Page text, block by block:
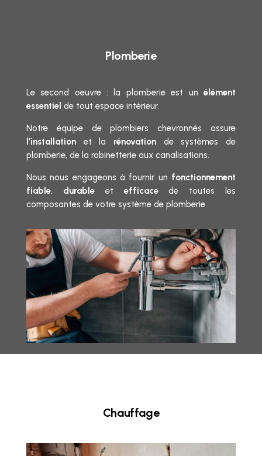
Plomberie
Le second oeuvre : la plomberie est unélément
essentiel de tout espace intérieur.
Notre équipe de plombiers chevronnés assure
l’installationet la rénovation de systèmes de
plomberie, de la robinetterie aux canalisations.
Nous nous engageons à fournir un fonctionnement
fiable, durableet efficacede toutes les
composantes de votre système de plomberie.
Chauffage